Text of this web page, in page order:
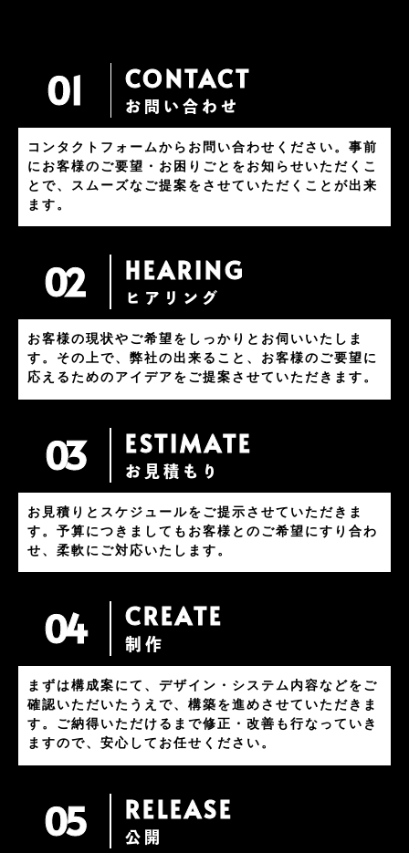
01 CONTACT
お問い合わせ
コンタクトフォームからお問い合わせください。事前
にお客様のご要望・お困りごとをお知らせいただくこ
とで、スムーズなご提案をさせていただくことが出来
ます。
02 HEARING
ヒアリング
お客様の現状やご希望をしっかりとお伺いいたしま
す。その上で、弊社の出来ること、お客様のご要望に
応えるためのアイデアをご提案させていただきます。
03 ESTIMATE
お見積もり
お見積りとスケジュールをご提示させていただきま
す。予算につきましてもお客様とのご希望にすり合わ
せ、柔軟にご対応いたします。
04 CREATE
制作
まずは構成案にて、デザイン・システム内容などをご
確認いただいたうえで、構築を進めさせていただきま
す。ご納得いただけるまで修正・改善も行なっていき
ますので、安心してお任せください。
05 RELEASE
公開